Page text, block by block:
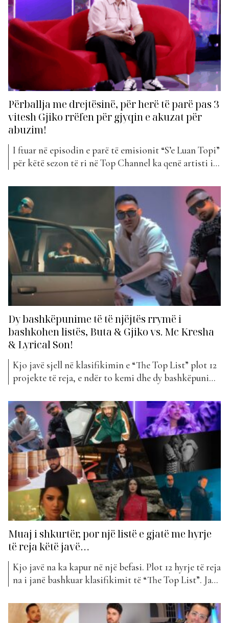
njihen...
Përballja me drejtësinë, për herë të parë pas 3
vitesh Gjiko rrëfen për gjyqin e akuzat për
abuzim!
I ftuar në episodin e parë të emisionit “S’e Luan Topi”
për këtë sezon të ri në Top Channel ka qenë artisti i
nga fëmijëria e tij, rrugëtimi drejt muzikës, krijimi i
familjes, pasioni për muzikën dhe jo vetëm kaq… Kur
Erjona...
Dy bashkëpunime të të njëjtës rrymë i
bashkohen listës, Buta & Gjiko vs. Mc Kresha
& Lyrical Son!
Kjo javë sjell në klasifikimin e “The Top List” plot 12
projekte të reja, e ndër to kemi dhe dy bashkëpunime
Buta dhe Gjiko dhe “Chilavert” nga Mc Kresha dhe
Lyrical Son. “Chilavert” është një tjetër bashkëpunim
i dy artistëve që sigurisht...
Muaj i shkurtër, por një listë e gjatë me hyrje
të reja këtë javë…
Kjo javë na ka kapur në një befasi. Plot 12 hyrje të reja
na i janë bashkuar klasifikimit të “The Top List”. Ja
mbushur me dyshime dhe pasiguri në “Lej kto rrena”,
ku kërkon sinqeritet në një marrëdhënie të luhatur....